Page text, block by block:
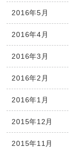
2016年5月
2016年4月
2016年3月
2016年2月
2016年1月
2015年12月
2015年11月